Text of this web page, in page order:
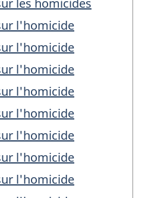
les homicides
l'homicide
l'homicide
l'homicide
l'homicide
l'homicide
l'homicide
l'homicide
l'homicide